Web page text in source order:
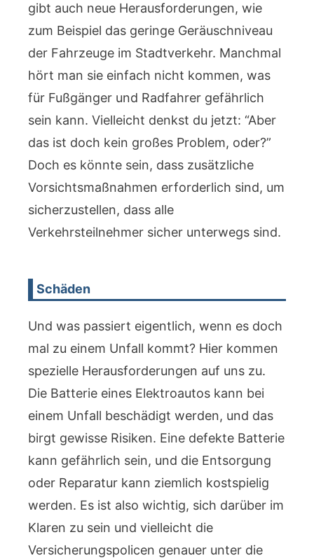
gibt auch neue Herausforderungen, wie
zum Beispiel das geringe Geräuschniveau
der Fahrzeuge im Stadtverkehr. Manchmal
hört man sie einfach nicht kommen, was
für Fußgänger und Radfahrer gefährlich
sein kann. Vielleicht denkst du jetzt: “Aber
das ist doch kein großes Problem, oder?”
Doch es könnte sein, dass zusätzliche
Vorsichtsmaßnahmen erforderlich sind, um
sicherzustellen, dass alle
Verkehrsteilnehmer sicher unterwegs sind.
Schäden
Und was passiert eigentlich, wenn es doch
mal zu einem Unfall kommt? Hier kommen
spezielle Herausforderungen auf uns zu.
Die Batterie eines Elektroautos kann bei
einem Unfall beschädigt werden, und das
birgt gewisse Risiken. Eine defekte Batterie
kann gefährlich sein, und die Entsorgung
oder Reparatur kann ziemlich kostspielig
werden. Es ist also wichtig, sich darüber im
Klaren zu sein und vielleicht die
Versicherungspolicen genauer unter die